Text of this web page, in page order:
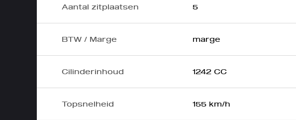
Aantal zitplaatsen 5
BTW / Marge marge
Cilinderinhoud 1242 CC
Topsnelheid 155 km/h